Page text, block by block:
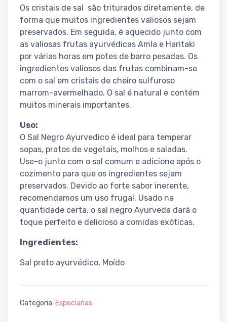
Os cristais de sal são triturados diretamente, de
forma que muitos ingredientes valiosos sejam
preservados. Em seguida, é aquecido junto com
as valiosas frutas ayurvédicas Amla e Haritaki
por várias horas em potes de barro pesadas. Os
ingredientes valiosos das frutas combinam-se
com o sal em cristais de cheiro sulfuroso
marrom-avermelhado. O sal é natural e contém
muitos minerais importantes.
Uso:
O Sal Negro Ayurvedico é ideal para temperar
sopas, pratos de vegetais, molhos e saladas.
Use-o junto com o sal comum e adicione após o
cozimento para que os ingredientes sejam
preservados. Devido ao forte sabor inerente,
recomendamos um uso frugal. Usado na
quantidade certa, o sal negro Ayurveda dará o
toque perfeito e delicioso a comidas exóticas.
Ingredientes:
Sal preto ayurvédico, Moído
Categoria: Especiarias